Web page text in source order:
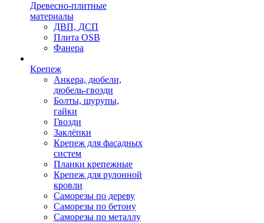
Древесно-плитные
материалы
ДВП, ДСП
Плита OSB
Фанера
Крепеж
Анкера, дюбели,
дюбель-гвозди
Болты, шурупы,
гайки
Гвозди
Заклёпки
Крепеж для фасадных
систем
Планки крепежные
Крепеж для рулонной
кровли
Саморезы по дереву
Саморезы по бетону
Саморезы по металлу